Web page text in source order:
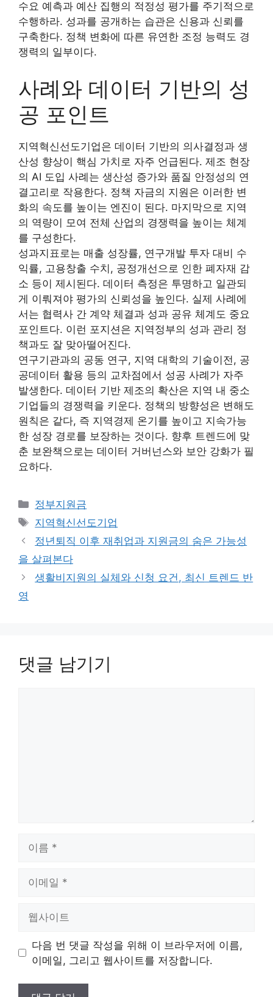
수요 예측과 예산 집행의 적정성 평가를 주기적으로
수행하라. 성과를 공개하는 습관은 신용과 신뢰를
구축한다. 정책 변화에 따른 유연한 조정 능력도 경
쟁력의 일부이다.
사례와 데이터 기반의 성
공 포인트
지역혁신선도기업은 데이터 기반의 의사결정과 생
산성 향상이 핵심 가치로 자주 언급된다. 제조 현장
의 AI 도입 사례는 생산성 증가와 품질 안정성의 연
결고리로 작용한다. 정책 자금의 지원은 이러한 변
화의 속도를 높이는 엔진이 된다. 마지막으로 지역
의 역량이 모여 전체 산업의 경쟁력을 높이는 체계
를 구성한다.
성과지표로는 매출 성장률, 연구개발 투자 대비 수
익률, 고용창출 수치, 공정개선으로 인한 폐자재 감
소 등이 제시된다. 데이터 측정은 투명하고 일관되
게 이뤄져야 평가의 신뢰성을 높인다. 실제 사례에
서는 협력사 간 계약 체결과 성과 공유 체계도 중요
포인트다. 이런 포지션은 지역정부의 성과 관리 정
책과도 잘 맞아떨어진다.
연구기관과의 공동 연구, 지역 대학의 기술이전, 공
공데이터 활용 등의 교차점에서 성공 사례가 자주
발생한다. 데이터 기반 제조의 확산은 지역 내 중소
기업들의 경쟁력을 키운다. 정책의 방향성은 변해도
원칙은 같다, 즉 지역경제 온기를 높이고 지속가능
한 성장 경로를 보장하는 것이다. 향후 트렌드에 맞
춘 보완책으로는 데이터 거버넌스와 보안 강화가 필
요하다.
카
테
고
리
정부지원금
태
그
지역혁신선도기업
정년퇴직 이후 재취업과 지원금의 숨은 가능성
을 살펴본다
생활비지원의 실체와 신청 요건, 최신 트렌드 반
영
댓글 남기기
트
다음 번 댓글 작성을 위해 이 브라우저에 이름,
이메일, 그리고 웹사이트를 저장합니다.